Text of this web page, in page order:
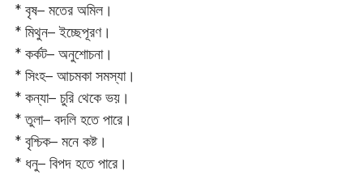
* বৃষ– মতের অমিল।
* মিথুন– ইচ্ছেপূরণ।
* কর্কট– অনুশোচনা।
* সিংহ– আচমকা সমস্যা।
* কন্যা– চুরি থেকে ভয়।
* তুলা– বদলি হতে পারে।
* বৃশ্চিক– মনে কষ্ট।
* ধনু– বিপদ হতে পারে।